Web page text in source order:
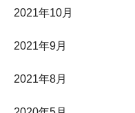
2021年10月
2021年9月
2021年8月